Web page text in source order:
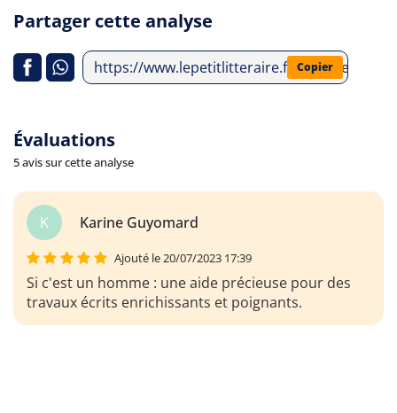
Partager cette analyse
https://www.lepetitlitteraire.fr/analyses-
Copier
Évaluations
5 avis sur cette analyse
Karine Guyomard
Ajouté le 20/07/2023 17:39
Si c'est un homme : une aide précieuse pour des
travaux écrits enrichissants et poignants.